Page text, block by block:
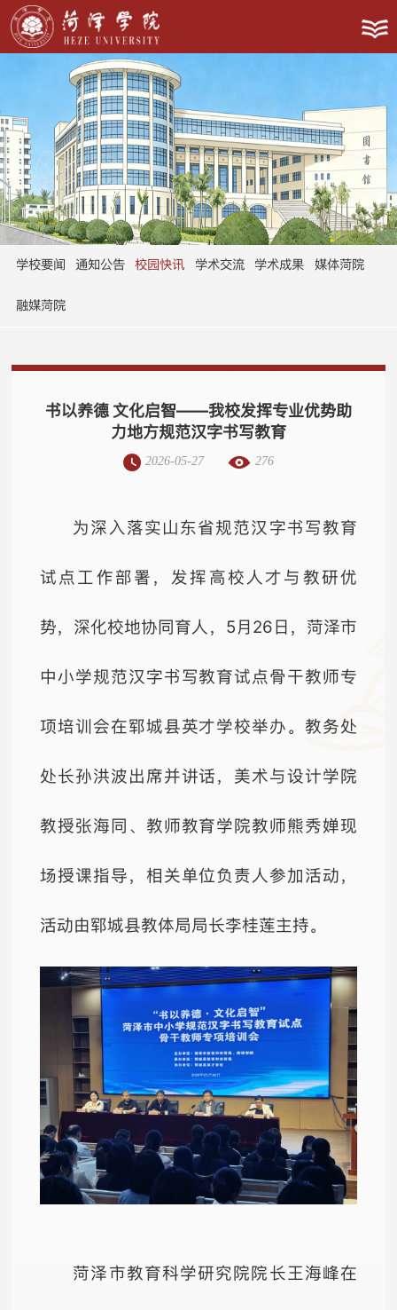
学校要闻 通知公告 校园快讯 学术交流 学术成果 媒体菏院
融媒菏院
书以养德 文化启智——我校发挥专业优势助
力地方规范汉字书写教育
2026-05-27 276
为深入落实山东省规范汉字书写教育
试点工作部署，发挥高校人才与教研优
势，深化校地协同育人，5月26日，菏泽市
中小学规范汉字书写教育试点骨干教师专
项培训会在郓城县英才学校举办。教务处
处长孙洪波出席并讲话，美术与设计学院
教授张海同、教师教育学院教师熊秀婵现
场授课指导，相关单位负责人参加活动，
活动由郓城县教体局局长李桂莲主持。
菏泽市教育科学研究院院长王海峰在